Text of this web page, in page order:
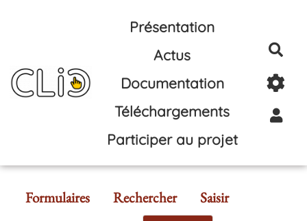
Aller au contenu principal
Présentation
Actus
Documentation
Téléchargements
Participer au projet
Formulaires Rechercher
Saisir